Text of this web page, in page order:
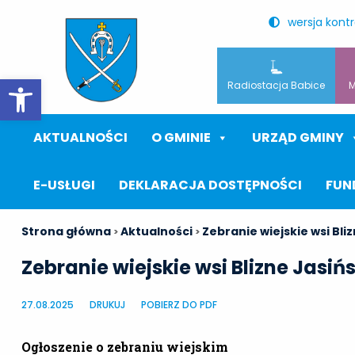
Otwórz pasek narzędzi
wersja
Radiostacja Babice
AKTUALNOŚCI O GMINIE URZĄD GMINY
E-USŁUGI DEKLARACJA DOSTĘPNOŚCI
Strona główna >Aktualności > Zebranie wiejskie wsi
Zebranie wiejskie wsi Blizne
27.08.2025 DRUKUJ POBIERZ DO PDF
Ogłoszenie o zebraniu wiejskim